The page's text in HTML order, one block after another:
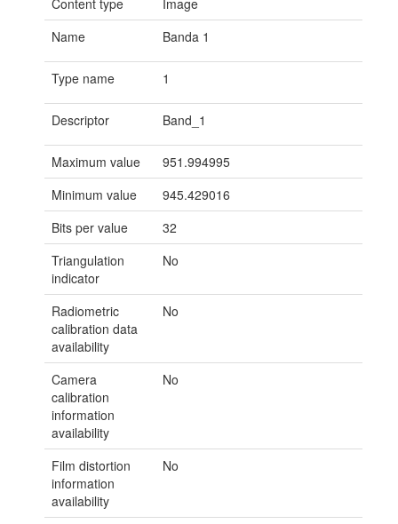
Content type
Image
Name
Banda 1
Type name 1
Descriptor Band_1
Maximum value
951.994995
Minimum value
945.429016
Bits per value
32
Triangulation
indicator
No
Radiometric
calibration data
availability
No
Camera
calibration
information
availability
No
Film distortion
information
availability
No